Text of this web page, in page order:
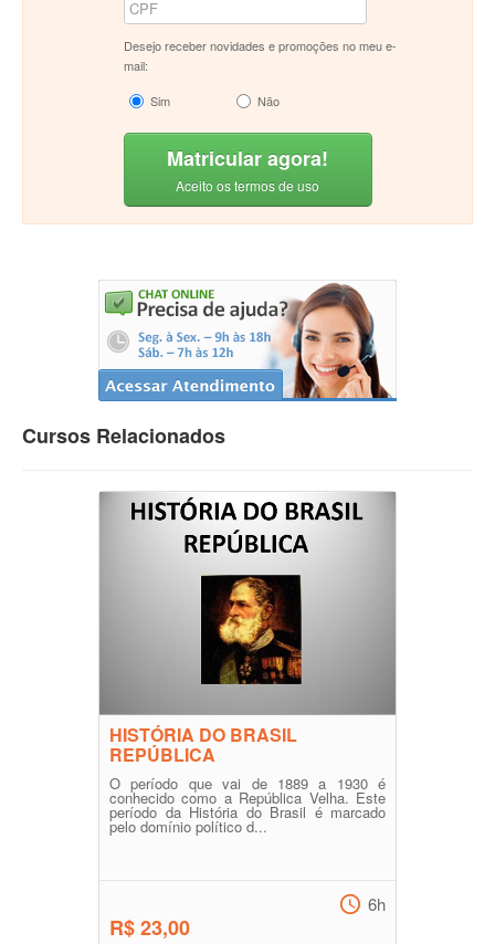
Desejo receber novidades e promoções no meu e-
mail:
Sim
Não
Matricular agora!
Aceito os termos de uso
Cursos Relacionados
HISTÓRIA DO BRASIL
REPÚBLICA
O período que vai de 1889 a 1930 é
conhecido como a República Velha. Este
período da História do Brasil é marcado
pelo domínio político d...
R$ 23,00
6h